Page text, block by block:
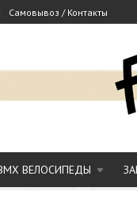
Самовывоз / Контакты
ВЕЛОСИПЕДЫ